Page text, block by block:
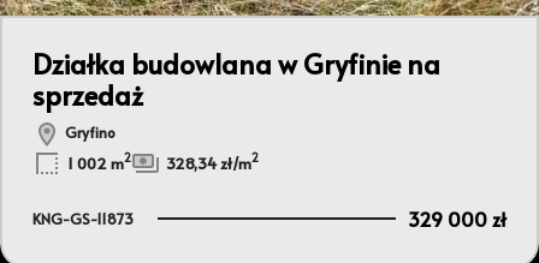
Działka budowlana w Gryfinie na
sprzedaż
Gryfino
1 002 m2 328,34 zł/m2
KNG-GS-11873 329 000 zł